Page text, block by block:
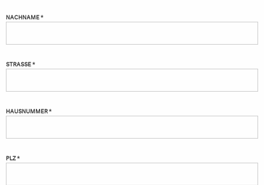
NACHNAME *
STRASSE *
HAUSNUMMER *
PLZ *